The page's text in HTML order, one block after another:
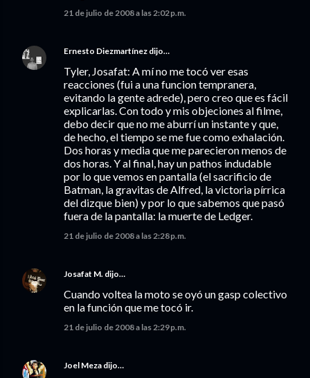
21 de julio de 2008 a las 2:02 p.m.
Ernesto Diezmartínez dijo…
Tyler, Josafat: A mí no me tocó ver esas
reacciones (fui a una funcion tempranera,
evitando la gente adrede), pero creo que es fácil
explicarlas. Con todo y mis objeciones al filme,
debo decir que no me aburrí un instante y que,
de hecho, el tiempo se me fue como exhalación.
Dos horas y media que me parecieron menos de
dos horas. Y al final, hay un pathos indudable
por lo que vemos en pantalla (el sacrificio de
Batman, la gravitas de Alfred, la victoria pírrica
del dizque bien) y por lo que sabemos que pasó
fuera de la pantalla: la muerte de Ledger.
21 de julio de 2008 a las 2:28 p.m.
Josafat M. dijo…
Cuando voltea la moto se oyó un gasp colectivo
en la función que me tocó ir.
21 de julio de 2008 a las 2:29 p.m.
Joel Meza dijo…